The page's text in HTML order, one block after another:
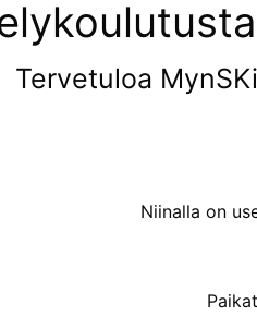
Tervetuloa
Niinalla on